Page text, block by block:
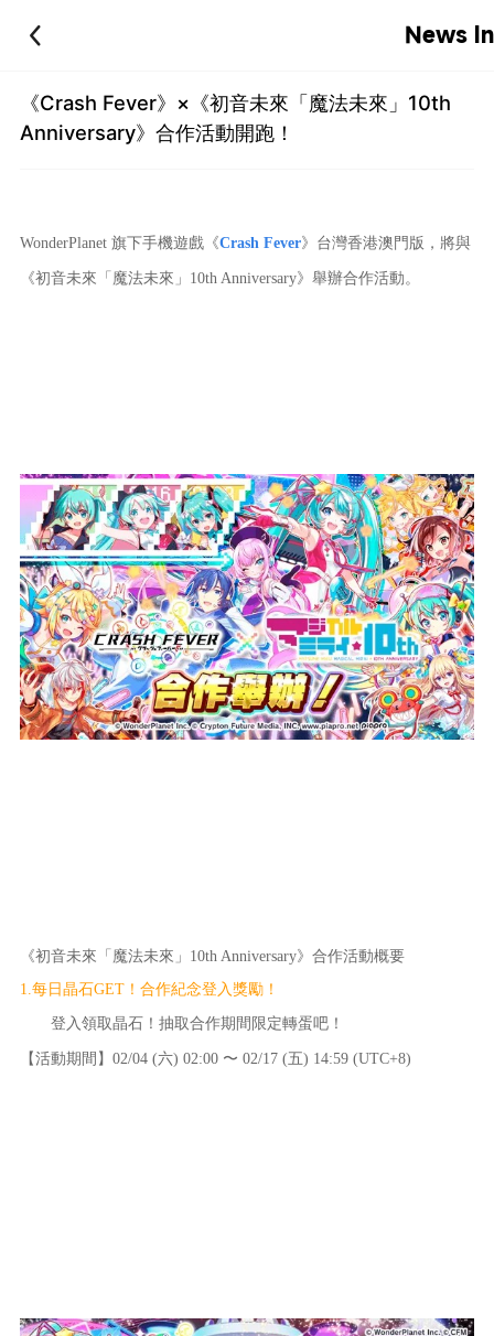
News
《Crash Fever》×《初音未來「魔法未來」10th
Anniversary》合作活動開跑！
WonderPlanet 旗下手機遊戲《Crash Fever》台灣香港澳門版，將與
《初音未來「魔法未來」10th Anniversary》舉辦合作活動。
《初音未來「魔法未來」10th Anniversary》合作活動概要
1.每日晶石GET！合作紀念登入獎勵！
登入領取晶石！抽取合作期間限定轉蛋吧！
【活動期間】02/04 (六) 02:00 〜 02/17 (五) 14:59 (UTC+8)